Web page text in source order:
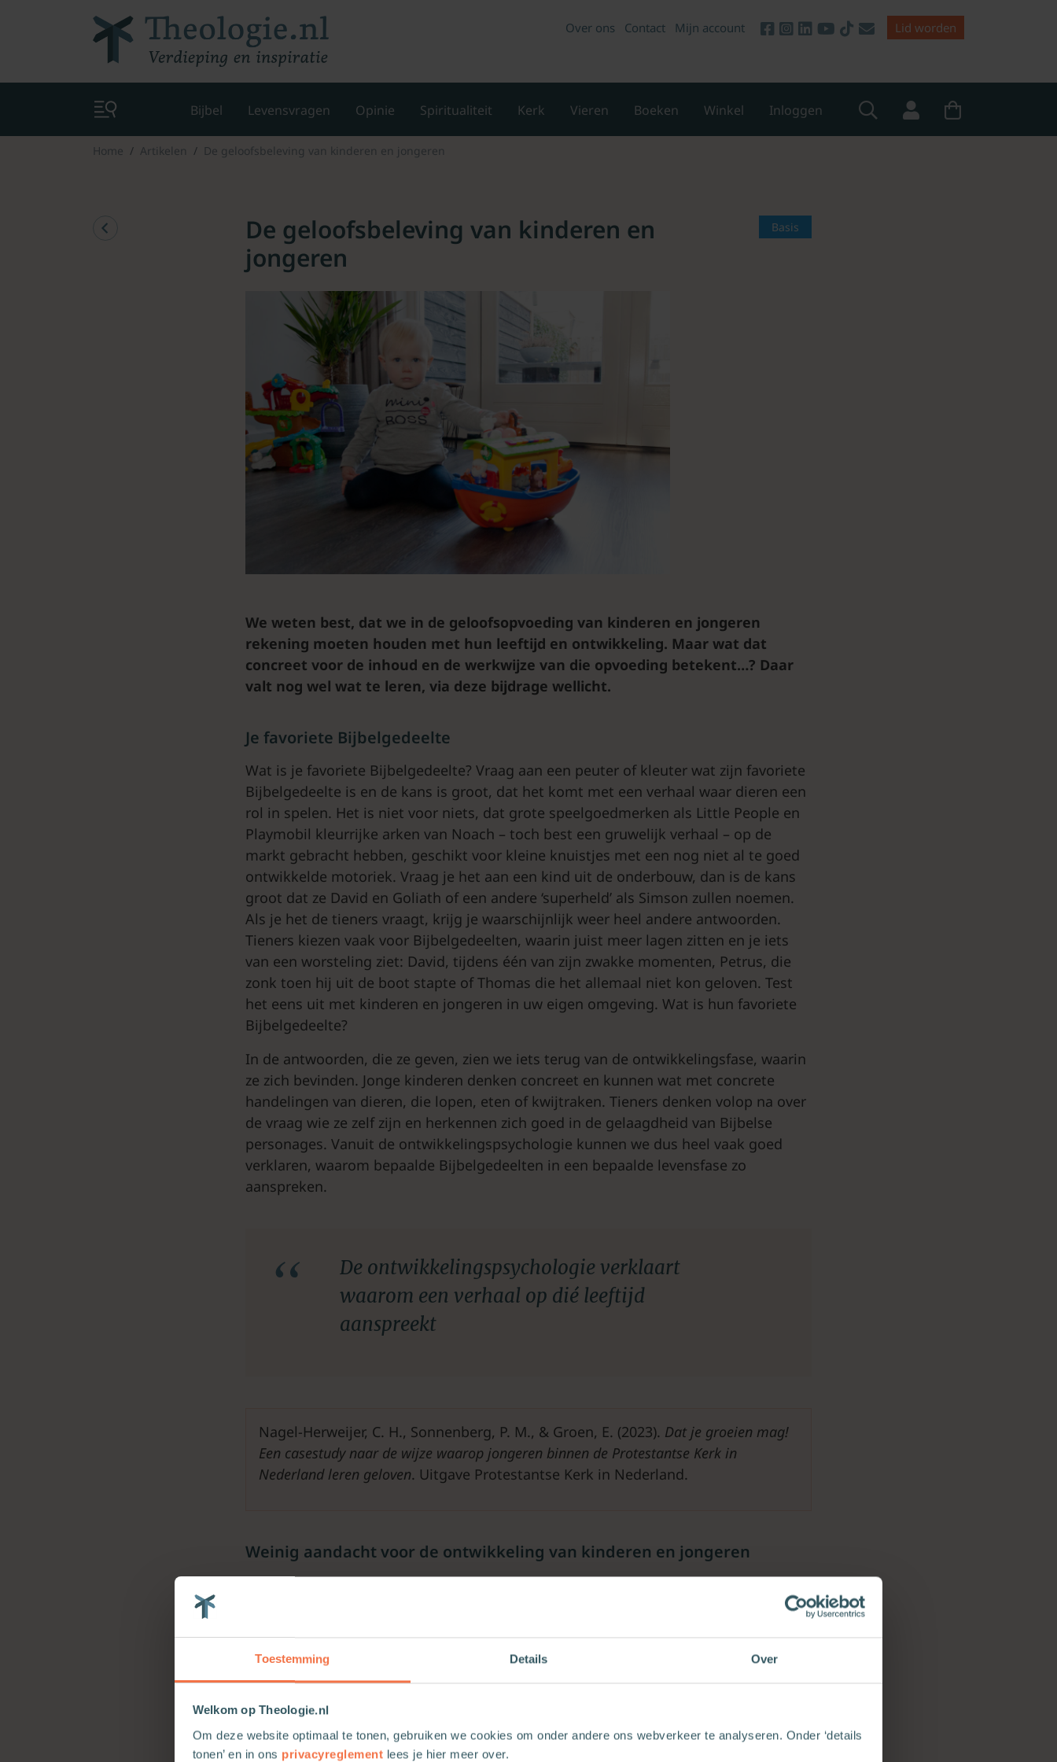
Toestemming Details Over
Welkom op Theologie.nl
Om deze website optimaal te tonen, gebruiken we cookies om onder andere ons webverkeer te analyseren. Onder ‘details
tonen’ en in ons privacyreglement lees je hier meer over.
Over ons Contact Mijn account Lid worden
Bijbel Levensvragen Opinie Spiritualiteit Kerk Vieren Boeken Winkel Inloggen
Home Artikelen De geloofsbeleving van kinderen en jongeren
Basis
De geloofsbeleving van kinderen en
jongeren
We weten best, dat we in de geloofsopvoeding van kinderen en jongeren
rekening moeten houden met hun leeftijd en ontwikkeling. Maar wat dat
concreet voor de inhoud en de werkwijze van die opvoeding betekent…? Daar
valt nog wel wat te leren, via deze bijdrage wellicht.
Je favoriete Bijbelgedeelte
Wat is je favoriete Bijbelgedeelte? Vraag aan een peuter of kleuter wat zijn favoriete
Bijbelgedeelte is en de kans is groot, dat het komt met een verhaal waar dieren een
rol in spelen. Het is niet voor niets, dat grote speelgoedmerken als Little People en
Playmobil kleurrijke arken van Noach – toch best een gruwelijk verhaal – op de
markt gebracht hebben, geschikt voor kleine knuistjes met een nog niet al te goed
ontwikkelde motoriek. Vraag je het aan een kind uit de onderbouw, dan is de kans
groot dat ze David en Goliath of een andere ‘superheld’ als Simson zullen noemen.
Als je het de tieners vraagt, krijg je waarschijnlijk weer heel andere antwoorden.
Tieners kiezen vaak voor Bijbelgedeelten, waarin juist meer lagen zitten en je iets
van een worsteling ziet: David, tijdens één van zijn zwakke momenten, Petrus, die
zonk toen hij uit de boot stapte of Thomas die het allemaal niet kon geloven. Test
het eens uit met kinderen en jongeren in uw eigen omgeving. Wat is hun favoriete
Bijbelgedeelte?
In de antwoorden, die ze geven, zien we iets terug van de ontwikkelingsfase, waarin
ze zich bevinden. Jonge kinderen denken concreet en kunnen wat met concrete
handelingen van dieren, die lopen, eten of kwijtraken. Tieners denken volop na over
de vraag wie ze zelf zijn en herkennen zich goed in de gelaagdheid van Bijbelse
personages. Vanuit de ontwikkelingspsychologie kunnen we dus heel vaak goed
verklaren, waarom bepaalde Bijbelgedeelten in een bepaalde levensfase zo
aanspreken.
De ontwikkelingspsychologie verklaart
waarom een verhaal op dié leeftijd
aanspreekt
Nagel-Herweijer, C. H., Sonnenberg, P. M., & Groen, E. (2023). Dat je groeien mag!
Een casestudy naar de wijze waarop jongeren binnen de Protestantse Kerk in
Nederland leren geloven. Uitgave Protestantse Kerk in Nederland.
Weinig aandacht voor de ontwikkeling van kinderen en jongeren
betekende.
Zo noemden de betweeners, dat vooral rituelen als bidden en naar de kerk gaan
hun geloof in het dagelijks leven handen en voeten te geven.